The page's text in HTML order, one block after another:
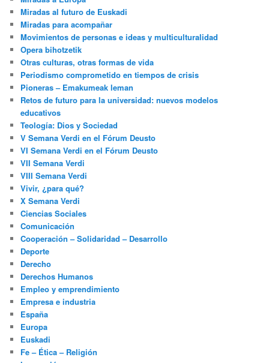
Miradas al futuro de Euskadi
Miradas para acompañar
Movimientos de personas e ideas y multiculturalidad
Opera bihotzetik
Otras culturas, otras formas de vida
Periodismo comprometido en tiempos de crisis
Pioneras – Emakumeak leman
Retos de futuro para la universidad: nuevos modelos
educativos
Teología: Dios y Sociedad
V Semana Verdi en el Fórum Deusto
VI Semana Verdi en el Fórum Deusto
VII Semana Verdi
VIII Semana Verdi
Vivir, ¿para qué?
X Semana Verdi
Ciencias Sociales
Comunicación
Cooperación – Solidaridad – Desarrollo
Deporte
Derecho
Derechos Humanos
Empleo y emprendimiento
Empresa e industria
España
Europa
Euskadi
Fe – Ética – Religión